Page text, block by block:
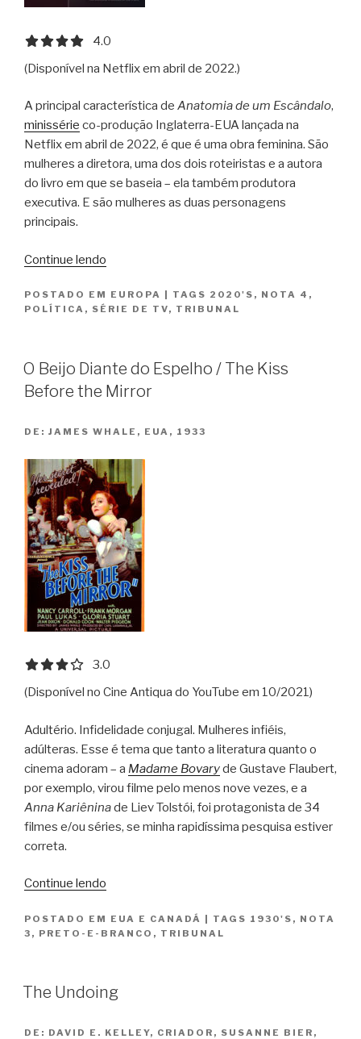
4.0 out of 5.0 stars
4.0
(Disponível na Netflix em abril de 2022.)
A principal característica de Anatomia de um Escândalo,
minissérie co-produção Inglaterra-EUA lançada na
Netflix em abril de 2022, é que é uma obra feminina. São
mulheres a diretora, uma dos dois roteiristas e a autora
do livro em que se baseia – ela também produtora
executiva. E são mulheres as duas personagens
principais.
Continue lendo
um
Escândalo
of
a
POSTADO EM EUROPA TAGS 2020'S , NOTA 4 ,
POLÍTICA , SÉRIE DE TV, TRIBUNAL
O Beijo Diante do Espelho / The Kiss
Before the Mirror
DE: JAMES WHALE, EUA, 1933
3.0 out of 5.0 stars
3.0
(Disponível no Cine Antiqua do YouTube em 10/2021)
Adultério. Infidelidade conjugal. Mulheres infiéis,
adúlteras. Esse é tema que tanto a literatura quanto o
cinema adoram – a Madame Bovaryde Gustave Flaubert,
por exemplo, virou filme pelo menos nove vezes, e a
Anna Kariêninade Liev Tolstói, foi protagonista de 34
filmes e/ou séries, se minha rapidíssima pesquisa estiver
correta.
Continue lendo
Diante
do
The
POSTADO EM EUA E CANADÁ | TAGS 1930'S , NOTA
3 , PRETO-E-BRANCO , TRIBUNAL
The Undoing
DE: DAVID E. KELLEY, CRIADOR, SUSANNE BIER,